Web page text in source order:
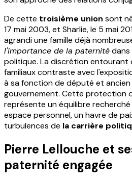
De cette troisième union sont
17 mai 2003, et Sharlie, le 5 mai
agrandi une famille déjà
l'importance de la paternitédans
politique. La discrétion entourant
familiaux contraste avec
à sa fonction de député et
gouvernement. Cette protection
représente un équilibre
espace personnel, un havre de
turbulences de la carrière
Pierre Lellouche et
paternité engagée